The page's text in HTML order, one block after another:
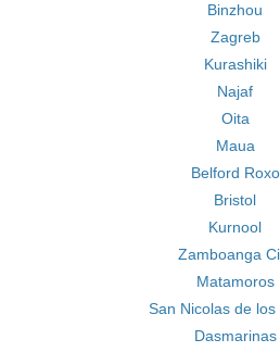
Binzhou
Zagreb
Kurashiki
Najaf
Oita
Maua
Belford Roxo
Bristol
Kurnool
Zamboanga
Matamoros
San Nicolas de los
Dasmarinas